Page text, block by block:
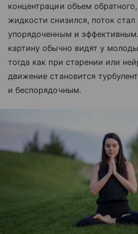
концентрации объем
жидкости снизился, поток стал
упорядоченным и
картину обычно видят у
тогда как при старении или
движение становится
и беспорядочным.